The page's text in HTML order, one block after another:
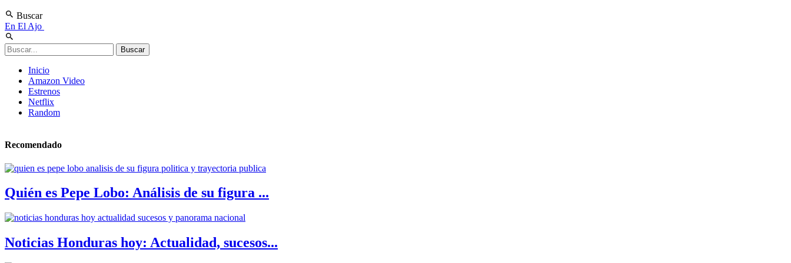
Buscar
En El Ajo
Inicio
Amazon Video
Estrenos
Netflix
Random
Recomendado
Quién es Pepe Lobo: Análisis de su figura ...
Noticias Honduras hoy: Actualidad, sucesos...